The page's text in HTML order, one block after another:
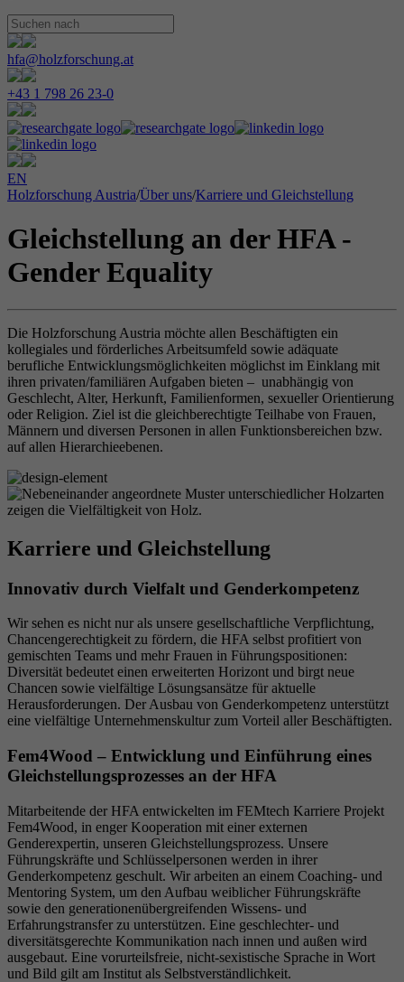
hfa@holzforschung.at
+43 1 798 26 23-0
EN
Holzforschung Austria/Über uns/Karriere und Gleichstellung
Gleichstellung an der HFA -
Gender Equality
Die Holzforschung Austria möchte allen Beschäftigten ein
kollegiales und förderliches Arbeitsumfeld sowie adäquate
berufliche Entwicklungsmöglichkeiten möglichst im Einklang mit
ihren privaten/familiären Aufgaben bieten – unabhängig von
Geschlecht, Alter, Herkunft, Familienformen, sexueller Orientierung
oder Religion. Ziel ist die gleichberechtigte Teilhabe von Frauen,
Männern und diversen Personen in allen Funktionsbereichen bzw.
auf allen Hierarchieebenen.
Karriere und Gleichstellung
Innovativ durch Vielfalt und Genderkompetenz
Wir sehen es nicht nur als unsere gesellschaftliche Verpflichtung,
Chancengerechtigkeit zu fördern, die HFA selbst profitiert von
gemischten Teams und mehr Frauen in Führungspositionen:
Diversität bedeutet einen erweiterten Horizont und birgt neue
Chancen sowie vielfältige Lösungsansätze für aktuelle
Herausforderungen. Der Ausbau von Genderkompetenz unterstützt
eine vielfältige Unternehmenskultur zum Vorteil aller Beschäftigten.
Fem4Wood – Entwicklung und Einführung eines
Gleichstellungsprozesses an der HFA
Mitarbeitende der HFA entwickelten im FEMtech Karriere Projekt
Fem4Wood, in enger Kooperation mit einer externen
Genderexpertin, unseren Gleichstellungsprozess. Unsere
Führungskräfte und Schlüsselpersonen werden in ihrer
Genderkompetenz geschult. Wir arbeiten an einem Coaching- und
Mentoring System, um den Aufbau weiblicher Führungskräfte
sowie den generationenübergreifenden Wissens- und
Erfahrungstransfer zu unterstützen. Eine geschlechter- und
diversitätsgerechte Kommunikation nach innen und außen wird
ausgebaut. Eine vorurteilsfreie, nicht-sexistische Sprache in Wort
und Bild gilt am Institut als Selbstverständlichkeit.